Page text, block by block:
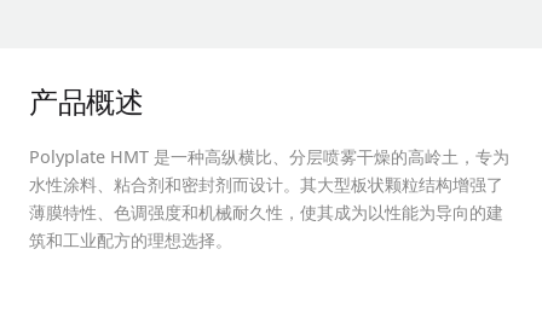
产品概述
Polyplate HMT 是一种高纵横比、分层喷雾干燥的高岭土，专为
水性涂料、粘合剂和密封剂而设计。其大型板状颗粒结构增强了
薄膜特性、色调强度和机械耐久性，使其成为以性能为导向的建
筑和工业配方的理想选择。